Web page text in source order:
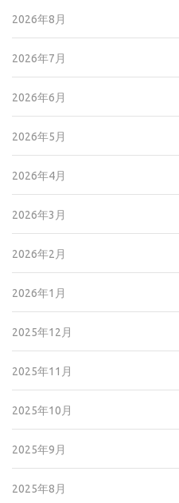
2026年8月
2026年7月
2026年6月
2026年5月
2026年4月
2026年3月
2026年2月
2026年1月
2025年12月
2025年11月
2025年10月
2025年9月
2025年8月